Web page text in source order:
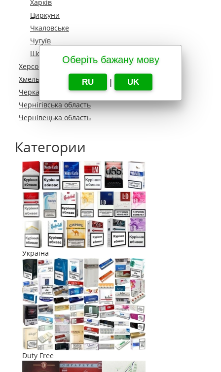
Оберіть бажану мову
RU | UK
Харків
Циркуни
Чкаловське
Чугуїв
Шевченкове
Херсонська область
Хмельницька область
Черкаська область
Чернігівська область
Чернівецька область
Категории
Україна
Duty Free